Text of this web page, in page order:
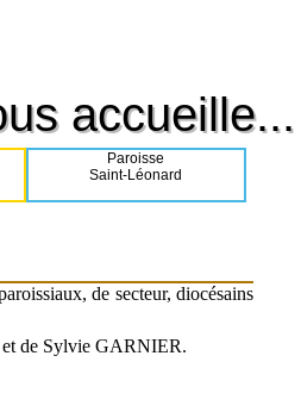
accueille...
accueille...
Paroisse
Saint-Léonard
de secteur, diocésains
et de Sylvie GARNIER.